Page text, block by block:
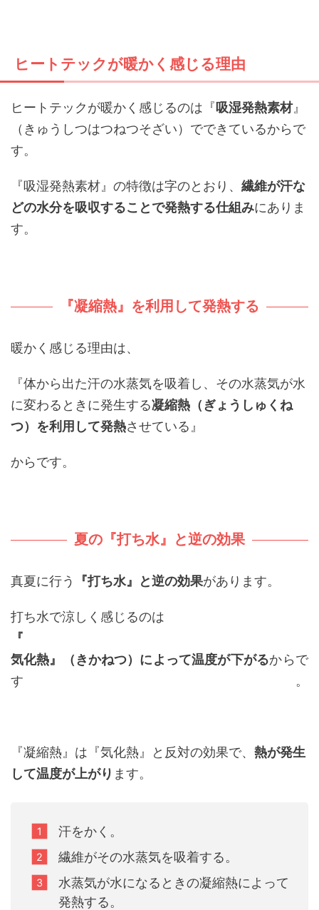
ヒートテックが暖かく感じる理由
ヒートテックが暖かく感じるのは『 吸湿発熱素材』
（きゅうしつはつねつそざい）でできているからで
す。
『吸湿発熱素材』の特徴は字のとおり、 繊維が汗な
どの水分を吸収することで発熱する仕組みにありま
す。
『凝縮熱』を利用して発熱する
暖かく感じる理由は、
『体から出た汗の水蒸気を吸着し、その水蒸気が水
に変わるときに発生する凝縮熱（ぎょうしゅくね
つ）を利用して発熱させている』
からです。
夏の『打ち水』と逆の効果
真夏に行う 『打ち水』と逆の効果があります。
打ち水で涼しく感じるのは
『
気化熱』（きかねつ）によって温度が下がるからで
す。
『凝縮熱』は『気化熱』と反対の効果で、 熱が発生
して温度が上がり ます。
汗をかく。
繊維がその水蒸気を吸着する。
水蒸気が水になるときの凝縮熱によって
発熱する。